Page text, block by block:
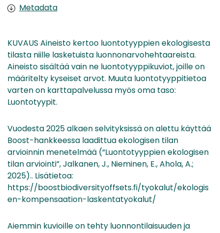
Metadata
KUVAUS Aineisto kertoo luontotyyppien ekologisesta
tilasta niille lasketuista luonnonarvohehtaareista.
Aineisto sisältää vain ne luontotyyppikuviot, joille on
määritelty kyseiset arvot. Muuta luontotyyppitietoa
varten on karttapalvelussa myös oma taso:
Luontotyypit.
Vuodesta 2025 alkaen selvityksissä on alettu käyttää
Boost-hankkeessa laadittua ekologisen tilan
arvioinnin menetelmää (“Luontotyyppien ekologisen
tilan arviointi”, Jalkanen, J., Nieminen, E., Ahola, A.;
2025).. Lisätietoa:
https://boostbiodiversityoffsets.fi/tyokalut/ekologis
en-kompensaation-laskentatyokalut/
Aiemmin kuvioille on tehty luonnontilaisuuden ja